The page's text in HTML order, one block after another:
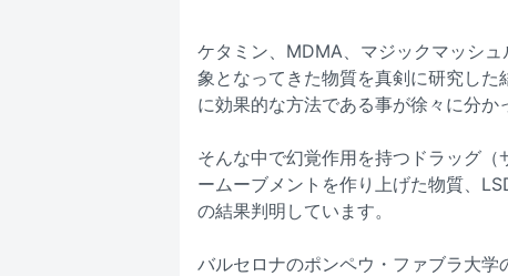
ケタミン、MDMA、マジックマッシ
象となってきた物質を真剣に研究し
に効果的な方法である事が徐々に分か
そんな中で幻覚作用を持つドラッグ
ームーブメントを作り上げた物質、
の結果判明しています。
バルセロナのポンペウ・ファブラ大